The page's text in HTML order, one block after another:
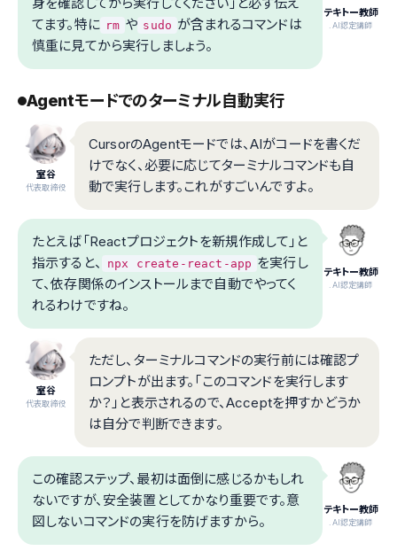
テキトー教師
.AI認定講師
身を確認してから実行してください」と必ず伝え
てます。特に rm や sudo が含まれるコマンドは
慎重に見てから実行しましょう。
Agentモードでのターミナル自動実行
室谷
代表取締役
CursorのAgentモードでは、AIがコードを書くだ
けでなく、必要に応じてターミナルコマンドも自
動で実行します。これがすごいんですよ。
テキトー教師
.AI認定講師
たとえば「Reactプロジェクトを新規作成して」と
指示すると、
npx create-react-app を実行し
て、依存関係のインストールまで自動でやってく
れるわけですね。
室谷
代表取締役
ただし、ターミナルコマンドの実行前には確認プ
ロンプトが出ます。「このコマンドを実行します
か？」と表示されるので、Acceptを押すかどうか
は自分で判断できます。
テキトー教師
.AI認定講師
この確認ステップ、最初は面倒に感じるかもしれ
ないですが、安全装置としてかなり重要です。意
図しないコマンドの実行を防げますから。